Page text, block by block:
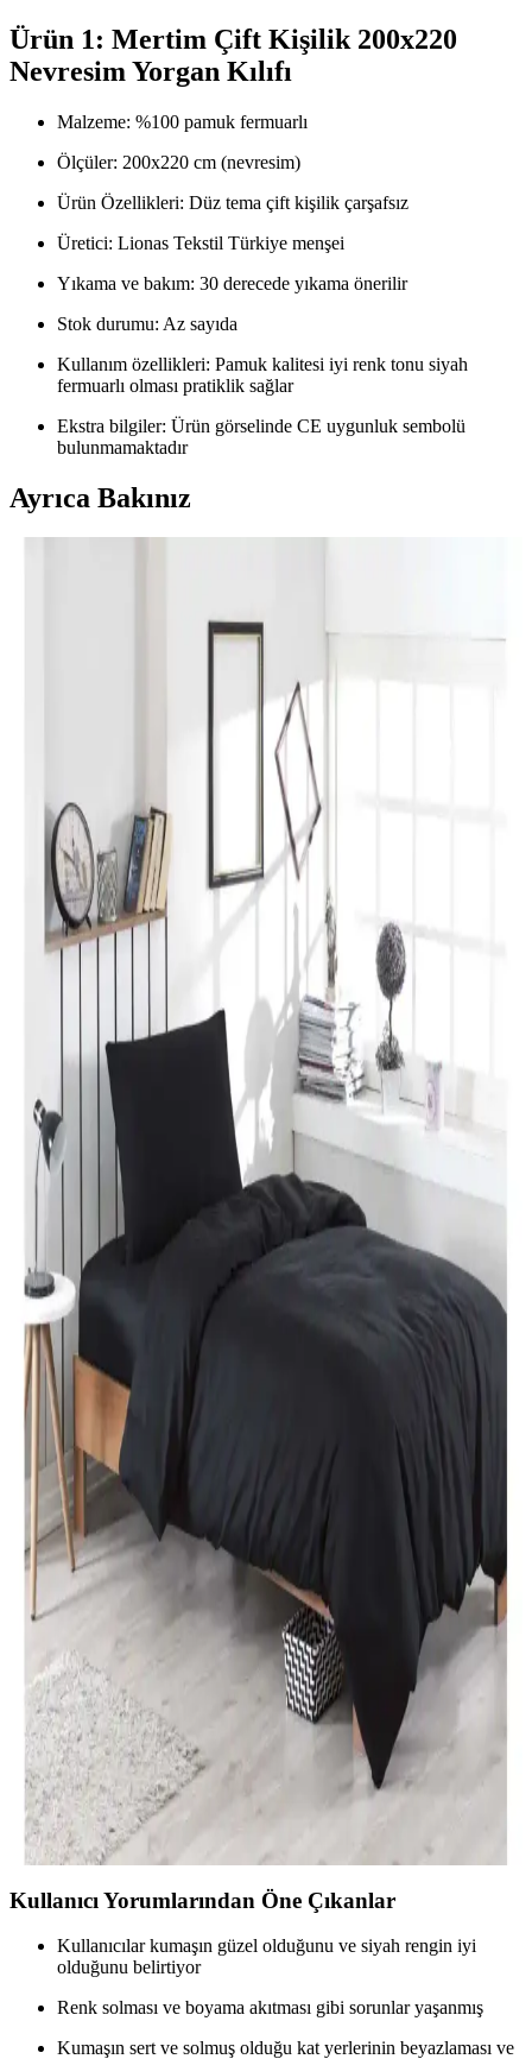
Ürün 1: Mertim Çift Kişilik 200x220
Nevresim Yorgan Kılıfı
Malzeme: %100 pamuk fermuarlı
Ölçüler: 200x220 cm (nevresim)
Ürün Özellikleri: Düz tema çift kişilik çarşafsız
Üretici: Lionas Tekstil Türkiye menşei
Yıkama ve bakım: 30 derecede yıkama önerilir
Stok durumu: Az sayıda
Kullanım özellikleri: Pamuk kalitesi iyi renk tonu siyah
fermuarlı olması pratiklik sağlar
Ekstra bilgiler: Ürün görselinde CE uygunluk sembolü
bulunmamaktadır
Ayrıca Bakınız
Perde ve nevresim uyumu, krem ve magnolia tonlarındaki odalarda
uyumlu renk ve desen önerileri sunulmaktadır.
Yılbaşı Nevresimleri ile Ev Dekorasyonunuzu
Geliştirin ve Atmosferinizi Zenginleştirin
Yılbaşı nevresimleri, renk, motif ve malzeme seçimleriyle evinizde
özel bir atmosfer yaratır. Dekorasyon detaylarıyla yılbaşı ruhunu
yansıtın ve yeni yılı sevdiklerinizle kutlayın.
Karaca Home Lavin %100 Pamuk Çift Kişilik
Nevresim Takımı Modern ve Şık Tasarım
Karaca Home’un Lavin nevresim takımı, %100 pamuklu kumaşı,
Adaçayı rengi ve modern tasarımıyla yatak odalarına şıklık ve
rahatlık katıyor. Uzun ömürlü ve kolay bakım özellikleriyle ideal bir
Özdilek Colormix ve Valoroso Çift Kişilik Nevresim
Takımları Karşılaştırması
Bu karşılaştırmada Özdilek Colormix ve Valoroso nevresim
takımlarının kumaş özellikleri, tasarım ve kullanıcı yorumları detaylı
inceleniyor.
Taç Lisanslı Kuromi Temalı Tek Kişilik Pamuklu
Nevresim Takımı Detayları
%100 pamuklu Kuromi nevresim takımı, genç ve dinamik
tasarımıyla rahatlık ve şıklığı bir arada sunar. Yüksek kalite malzeme
ve pratik kullanım özellikleriyle ideal yatak odası seçeneği.
Karaca Home Nevresim Takımları Karşılaştırması:
Malzeme, Tasarım ve Kullanıcı Yorumları
İki farklı Karaca Home nevresim takımı detaylı karşılaştırmasıyla
malzeme, tasarım ve kullanıcı yorumlarını keşfedin. Konfor ve
estetik açısından önemli bilgiler içerir.
Özdilek Tek Kişilik Nevresim Takımları: Konfor ve
Şıklık Sunan Seçenekler
Özdilek'in çeşitli tasarımlarıyla, konfor ve şıklığı bir arada sunan tek
kişilik nevresim takımları, kaliteli kumaşlar ve uygun fiyat
seçenekleriyle odanızı yenilemenize yardımcı olur.
Modern Yatak Odası Dekorasyonunda Siyah Tek
Kişilik Nevresim Takımı Seçenekleri ve İpuçları
Modern yatak odalarında siyah tek kişilik nevresim takımları, şıklık
ve fonksiyonelliği bir arada sunar. Kaliteli malzeme ve doğru bakım
ile uzun ömür sağlar, dekorasyona şıklık katar.
Kullanıcı Yorumlarından Öne Çıkanlar
Kullanıcılar kumaşın güzel olduğunu ve siyah rengin iyi
olduğunu belirtiyor
Renk solması ve boyama akıtması gibi sorunlar yaşanmış
Kumaşın sert ve solmuş olduğu kat yerlerinin beyazlaması ve